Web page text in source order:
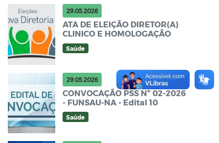
29.05.2026
ATA DE ELEIÇÃO DIRETOR(A)
CLINICO E HOMOLOGAÇÃO
Saúde
29.05.2026
CONVOCAÇÃO PSS Nº 02-2026
- FUNSAU-NA - Edital 10
Saúde